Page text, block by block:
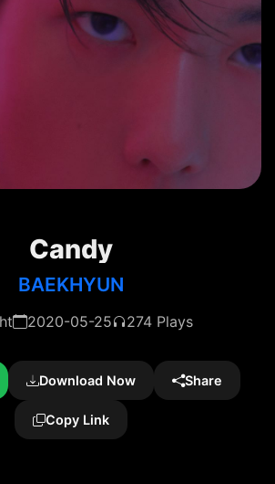
Candy
BAEKHYUN
2020-05-25 274 Plays
Download Now Share
Copy Link